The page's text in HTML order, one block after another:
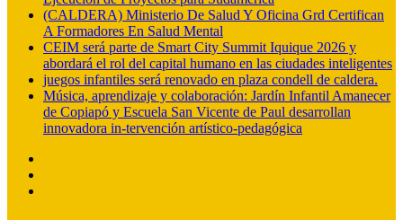
(CALDERA) Ministerio De Salud Y Oficina Grd Certifican
A Formadores En Salud Mental
CEIM será parte de Smart City Summit Iquique 2026 y
abordará el rol del capital humano en las ciudades inteligentes
juegos infantiles será renovado en plaza condell de caldera.
Música, aprendizaje y colaboración: Jardín Infantil Amanecer
de Copiapó y Escuela San Vicente de Paul desarrollan
innovadora in-tervención artístico-pedagógica